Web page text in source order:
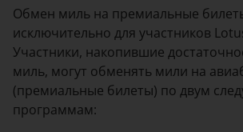
Обмен миль на премиальные
исключительно для участников
Участники, накопившие
миль, могут обменять мили на
(премиальные билеты) по двум
программам: